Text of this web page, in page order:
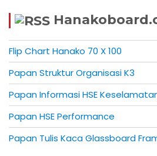
Flip Chart Hanako 70 X 100
Papan Struktur Organisasi K3
Papan Informasi HSE
Papan HSE Performance
Papan Tulis Kaca Glassboard